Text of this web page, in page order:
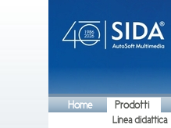
Home Prodotti
Linea didattica